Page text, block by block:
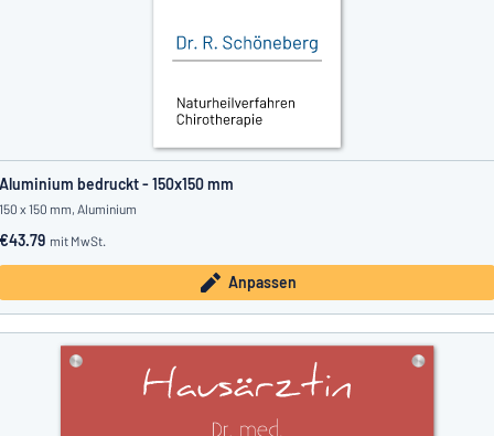
Aluminium bedruckt - 150x150 mm
150 x 150 mm, Aluminium
€43.79 mit MwSt.
Anpassen